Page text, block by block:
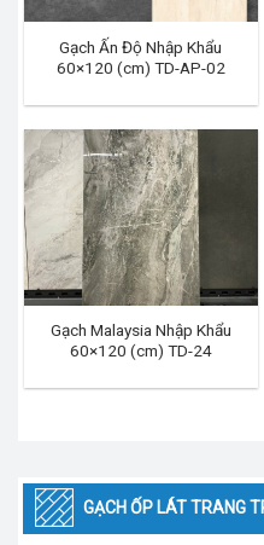
Gạch Ấn Độ Nhập Khẩu
60×120 (cm) TD-AP-02
Gạch Malaysia Nhập Khẩu
60×120 (cm) TD-24
GẠCH ỐP LÁT TRANG